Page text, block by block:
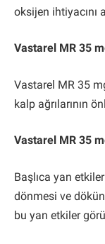
oksijen ihtiyacını
Vastarel MR 35
Vastarel MR 35
kalp ağrılarının
Vastarel MR 35
Başlıca yan
dönmesi ve
bu yan etkiler